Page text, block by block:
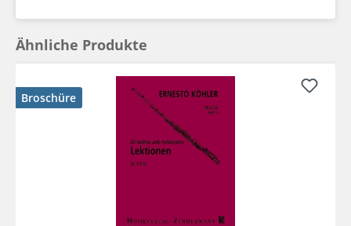
Ähnliche Produkte
Broschüre